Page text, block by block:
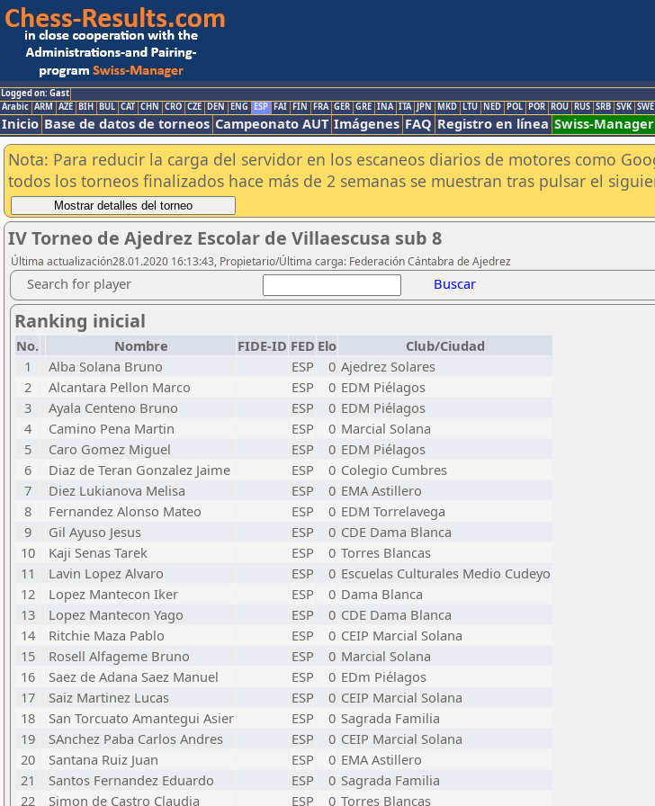
Logged on: Gast
Arabic ARM AZE BIH BUL CAT CHN CRO CZE DEN ENG ESP FAI FIN FRA GER GRE INA ITA JPN MKD LTU NED POL POR ROU RUS SRB SVK SWE
Inicio Base de datos de torneos Campeonato AUT Imágenes FAQ Registro en línea Swiss-Manager
Nota: Para reducir la carga del servidor en los escaneos diarios de motores como
todos los torneos finalizados hace más de 2 semanas se muestran tras pulsar el
IV Torneo de Ajedrez Escolar de Villaescusa sub 8
Última actualización28.01.2020 16:13:43, Propietario/Última carga: Federación Cántabra de Ajedrez
Search for player Buscar
Ranking inicial
No. Nombre FIDE-ID FED Elo
Club/Ciudad
1
Alba Solana Bruno ESP 0 Ajedrez Solares
2
Alcantara Pellon Marco ESP 0 EDM Piélagos
3
Ayala Centeno Bruno ESP 0 EDM Piélagos
4
Camino Pena Martin ESP 0 Marcial Solana
5
Caro Gomez Miguel ESP 0 EDM Piélagos
6
Diaz de Teran Gonzalez Jaime ESP 0 Colegio Cumbres
7
Diez Lukianova Melisa ESP 0 EMA Astillero
8
Fernandez Alonso Mateo ESP 0 EDM Torrelavega
9
Gil Ayuso Jesus ESP 0 CDE Dama Blanca
10
Kaji Senas Tarek ESP 0 Torres Blancas
11
Lavin Lopez Alvaro ESP 0 Escuelas Culturales Medio Cudeyo
12
Lopez Mantecon Iker ESP 0 Dama Blanca
13
Lopez Mantecon Yago ESP 0 CDE Dama Blanca
14
Ritchie Maza Pablo ESP 0 CEIP Marcial Solana
15
Rosell Alfageme Bruno ESP 0 Marcial Solana
16
Saez de Adana Saez Manuel ESP 0 EDm Piélagos
17
Saiz Martinez Lucas ESP 0 CEIP Marcial Solana
18
San Torcuato Amantegui Asier ESP 0 Sagrada Familia
19
SAnchez Paba Carlos Andres ESP 0 CEIP Marcial Solana
20
Santana Ruiz Juan ESP 0 EMA Astillero
21
Santos Fernandez Eduardo ESP 0 Sagrada Familia
22
Simon de Castro Claudia ESP 0 Torres Blancas